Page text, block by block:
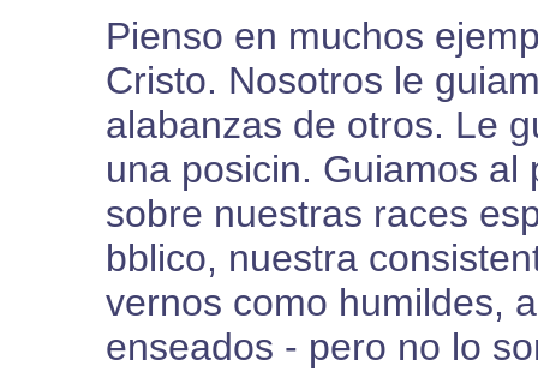
Pienso en muchos
Cristo. Nosotros le
alabanzas de otros. Le
una posicin. Guiamos
sobre nuestras races
bblico, nuestra
vernos como humildes,
enseados - pero no lo